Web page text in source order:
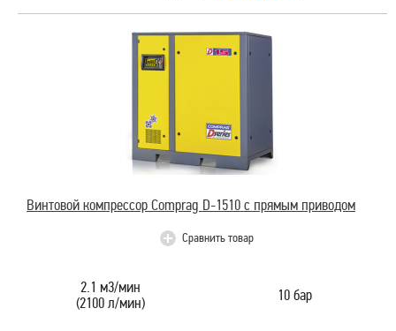
Винтовой компрессор Comprag D-1510 с прямым приводом
Сравнить товар
2.1 м3/мин
(2100 л/мин)
10 бар